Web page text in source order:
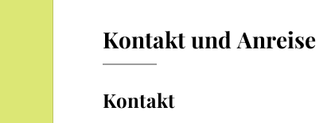
Kontakt und Anreise
Kontakt